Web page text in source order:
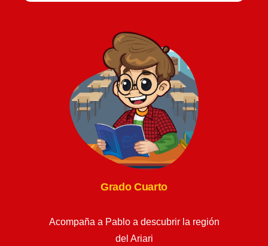
Grado Cuarto
Acompaña a Pablo a descubrir la región
del Ariari